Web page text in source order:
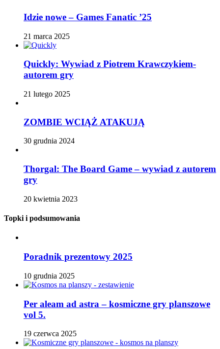
Idzie nowe – Games Fanatic ’25
21 marca 2025
Quickly: Wywiad z Piotrem Krawczykiem-
autorem gry
21 lutego 2025
ZOMBIE WCIĄŻ ATAKUJĄ
30 grudnia 2024
Thorgal: The Board Game – wywiad z autorem
gry
20 kwietnia 2023
Topki i podsumowania
Poradnik prezentowy 2025
10 grudnia 2025
Per aleam ad astra – kosmiczne gry planszowe
vol 5.
19 czerwca 2025